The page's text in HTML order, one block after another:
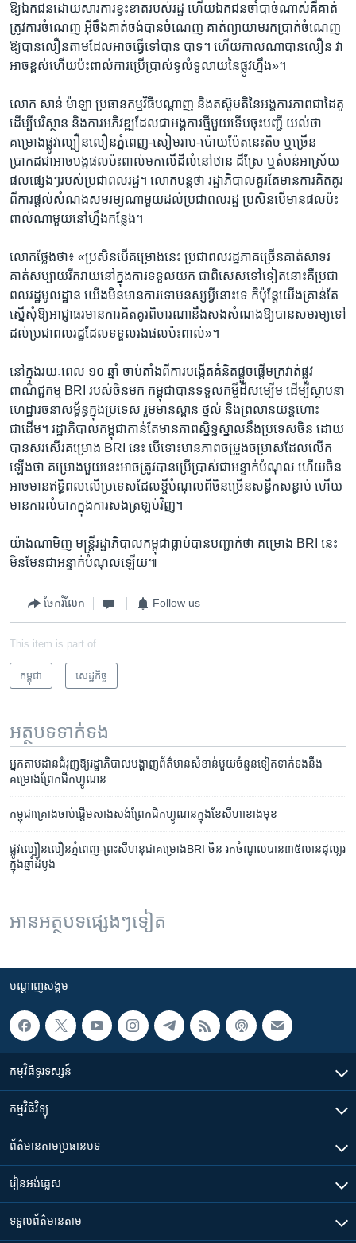
ឱ្យ​ឯកជន​ដោយ​សារ​ការ​ខ្វះខាត​របស់​រដ្ឋ​ ហើយ​ឯកជន​ចាំបាច់​ណាស់​គឺ​គាត់​
ត្រូវ​ការ​ចំណេញ​ អ៊ីចឹង​គាត់​ចង់​បាន​ចំណេញ​ គាត់​ព្យាយាម​រក​ប្រាក់​ចំណេញ​
ឱ្យ​បាន​លឿន​តាម​ដែល​អាច​ធ្វើ​ទៅ​បាន​ បាទ។​ ហើយ​កាល​ណា​បាន​លឿន​ វា​
អាច​ខ្ពស់​ហើយ​ប៉ះ​ពាល់​ការ​ប្រើប្រាស់​ទូលំទូលាយ​នៃ​ផ្លូវ​ហ្នឹង»។​
លោក​ សាន់ ម៉ាឡា ​ប្រធាន​កម្ម​វិធី​បណ្ដាញ ​និង​តស៊ូ​មតិ​នៃ​អង្គ​ការ​ភាព​ជា​ដៃគូ​
ដើម្បី​បរិស្ថាន​ និង​ការ​អភិវឌ្ឍ​ដែល​ជា​អង្គការ​ថ្មី​មួយ​ទើប​ចុះ​បញ្ជី ​យល់​ថា​
គម្រោង​ផ្លូវ​ល្បឿន​លឿន​ភ្នំពេញ-សៀមរាប-ប៉ោយ​ប៉ែត​នេះ​តិច​ ឬ​ច្រើន​
ប្រាកដ​ជា​អាច​បង្ក​ផល​ប៉ះពាល់​មក​លើ​ដី​លំនៅឋាន​ ដីស្រែ ​ឬ​តំបន់​អាស្រ័យ​
ផល​ផ្សេងៗ​របស់​ប្រជា​ពលរដ្ឋ។ ​លោក​បន្ត​ថា រដ្ឋាភិបាល​គួរ​តែ​មាន​ការ​គិត​គូរ​
ពី​ការ​ផ្តល់​សំណង​សមរម្យ​ណាមួយ​ដល់​ប្រជា​ពលរដ្ឋ​ ប្រសិន​បើ​មាន​ផល​ប៉ះ
ពាល់​ណា​មួយ​នៅ​ហ្នឹង​កន្លែង។​
លោក​ថ្លែង​ថា៖ ​«ប្រសិន​បើ​គម្រោង​នេះ​ ប្រជា​ពលរដ្ឋ​ភាគ​ច្រើន​គាត់​សាទរ
គាត់​សប្បាយ​រីករាយ​នៅក្នុង​ការ​ទទួល​យក​ ជា​ពិសេស​ទៅ​ទៀត​នោះ​គឺ​ប្រជា​
ពលរដ្ឋ​មូលដ្ឋាន​ យើង​មិន​មាន​ការ​ទោមនស្ស​អ្វី​នោះ​ទេ ​ក៏​ប៉ុន្តែ​យើង​គ្រាន់​តែ​
ស្នើ​សុំ​ឱ្យ​អាជ្ញាធរ​មាន​ការ​គិតគូរ​ពិចារណា​នឹង​សង​សំណង​ឱ្យ​បាន​សមរម្យ​ទៅ​
ដល់​ប្រជា​ពលរដ្ឋ​ដែល​ទទួល​រង​ផល​ប៉ះ​ពាល់»។​
នៅ​ក្នុង​រយៈ​ពេល​ ១០ ​ឆ្នាំ ​ចាប់​តាំង​ពី​ការ​បង្កើត​គំនិត​ផ្តួច​ផ្តើម​ក្រវាត់​ផ្លូវ​
ពាណិជ្ជ​កម្ម ​BRI ​របស់​ចិន​មក​ កម្ពុជា​បាន​ទទួល​កម្ចី​ដ៏​សម្បើម​ ដើម្បី​ស្ថាបនា​
ហេដ្ឋា​រចនា​សម្ព័ន្ធ​ក្នុង​ប្រទេស ​រួម​មាន​ស្ពាន ​ថ្នល់ និង​ព្រលាន​យន្ត​ហោះ​
ជាដើម។ ​រដ្ឋាភិបាល​កម្ពុជា​កាន់​តែ​មាន​ភាព​ស្និទ្ធ​ស្នាល​នឹង​ប្រទេស​ចិន ​ដោយ​
បាន​សរសើរ​គម្រោង ​BRI​ នេះ​ បើ​ទោះ​មាន​ភាព​ចម្រូង​ចម្រាស​ដែល​លើក​
ឡើង​ថា គម្រោង​មួយ​នេះ​អាច​ត្រូវ​បាន​ប្រើ​ប្រាស់​ជា​អន្ទាក់​បំណុល​ ហើយ​ចិន​
អាច​មាន​ឥទ្ធិពល​លើ​ប្រទេស​ដែល​ខ្ចី​បំណុល​ពី​ចិន​ច្រើន​សន្ធឹក​សន្ធាប់​ ហើយ​
មាន​ការ​លំបាក​ក្នុង​ការ​សង​ត្រឡប់​វិញ។​
យ៉ាង​ណា​មិញ ​មន្រ្តី​រដ្ឋាភិបាល​កម្ពុជា​ធ្លាប់​បាន​បញ្ជាក់​ថា​ គម្រោង ​BRI ​នេះ​
មិន​មែន​ជា​អន្ទាក់​បំណុល​ឡើយ៕
ចែករំលែក Follow us
This item is part of
កម្ពុជា សេដ្ឋកិច្ច
អត្ថបទ​ទាក់ទង
អ្នក​តាមដាន​ជំរុញ​ឱ្យ​រដ្ឋាភិបាល​បង្ហាញ​ព័ត៌មាន​សំខាន់​មួយ​ចំនួន​ទៀត​ទាក់ទង​នឹង​
គម្រោង​ព្រែក​ជីក​ហ្វូណន
កម្ពុជា​គ្រោង​ចាប់​ផ្តើម​សាងសង់​ព្រែក​ជីក​ហ្វូណន​ក្នុង​ខែ​សីហា​ខាង​មុខ
ផ្លូវ​ល្បឿន​លឿន​ភ្នំពេញ-ព្រះ​សីហនុ​ជា​គម្រោង​BRI​ ​ចិន រក​ចំណូល​បាន​៣៥​លាន​ដុលា្លរ​
ក្នុង​​ឆ្នាំ​ដំបូង
អានអត្ថបទផ្សេងៗទៀត
បណ្តាញ​សង្គម
កម្មវិធី​ទូរទស្សន៍
កម្មវិធី​វិទ្យុ
ព័ត៌មាន​តាមប្រធានបទ​
រៀន​​អង់គ្លេស
ទទួល​ព័ត៌មាន​តាម